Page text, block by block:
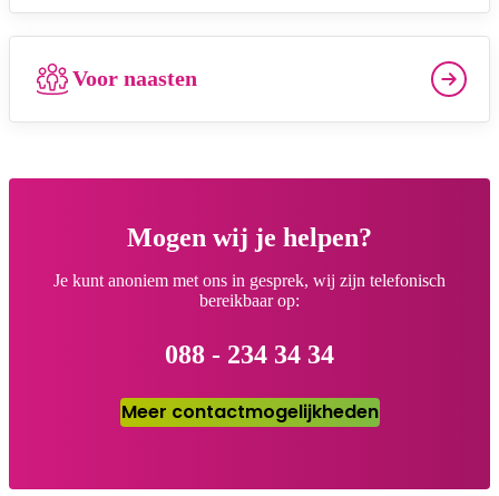
Voor naasten
Mogen wij je helpen?
Je kunt anoniem met ons in gesprek, wij zijn telefonisch
bereikbaar op:
088 - 234 34 34
Meer contactmogelijkheden